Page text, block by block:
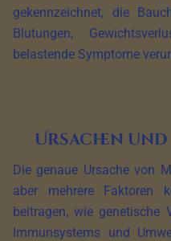
gekennzeichnet, die
Blutungen,
belastende Symptome
Ursachen
Die genaue Ursache von
aber mehrere Faktoren
beitragen, wie genetische
Immunsystems und